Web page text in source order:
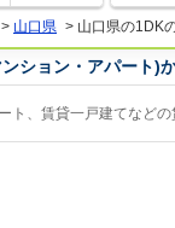
> 山口県 > 山口県の1DK
ション・アパート)
ト、賃貸一戸建てなど